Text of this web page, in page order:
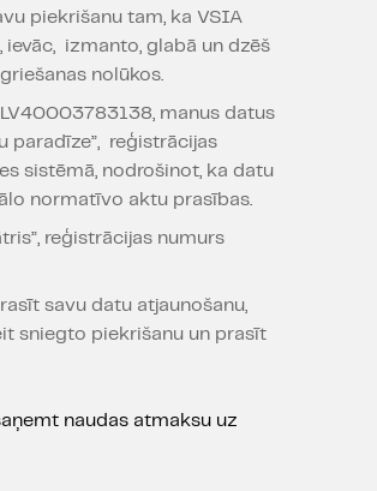
piekrišanu tam, ka VSIA
ievāc, izmanto, glabā un dzēš
nolūkos.
manus datus
paradīze”, reģistrācijas
sistēmā, nodrošinot, ka datu
normatīvo aktu prasības.
reģistrācijas numurs
savu datu atjaunošanu,
sniegto piekrišanu un prasīt
naudas atmaksu uz